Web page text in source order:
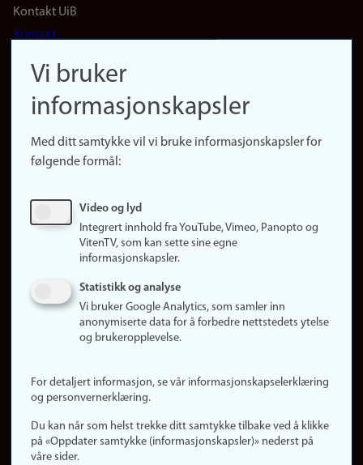
Footer
(no)
Kontakt UiB
Kontakt
Finn forsker
Presse
Finn studier
Ledige stillinger
Om nettstedet
Informasjonskapsler
Personvern
Logg inn
Vi bruker
informasjonskapsler
Med ditt samtykke vil vi bruke informasjonskapsler for
følgende formål:
Video og lyd
Integrert innhold fra YouTube, Vimeo, Panopto og
VitenTV, som kan sette sine egne
informasjonskapsler.
Statistikk og analyse
Vi bruker Google Analytics, som samler inn
anonymiserte data for å forbedre nettstedets ytelse
og brukeropplevelse.
For detaljert informasjon, se vår informasjonskapselerklæring
og personvernerklæring.
Du kan når som helst trekke ditt samtykke tilbake ved å klikke
på «Oppdater samtykke (informasjonskapsler)» nederst på
våre sider.